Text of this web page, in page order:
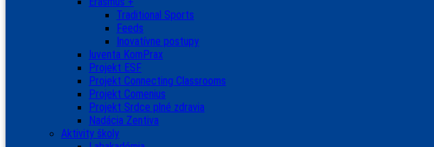
Traditional Sports
Feeds
Inovatívne postupy
Iuventa KomPrax
Projekt ESF
Projekt Connecting Classrooms
Projekt Comenius
Projekt Srdce plné zdravia
Nadácia Zentiva
Aktivity školy